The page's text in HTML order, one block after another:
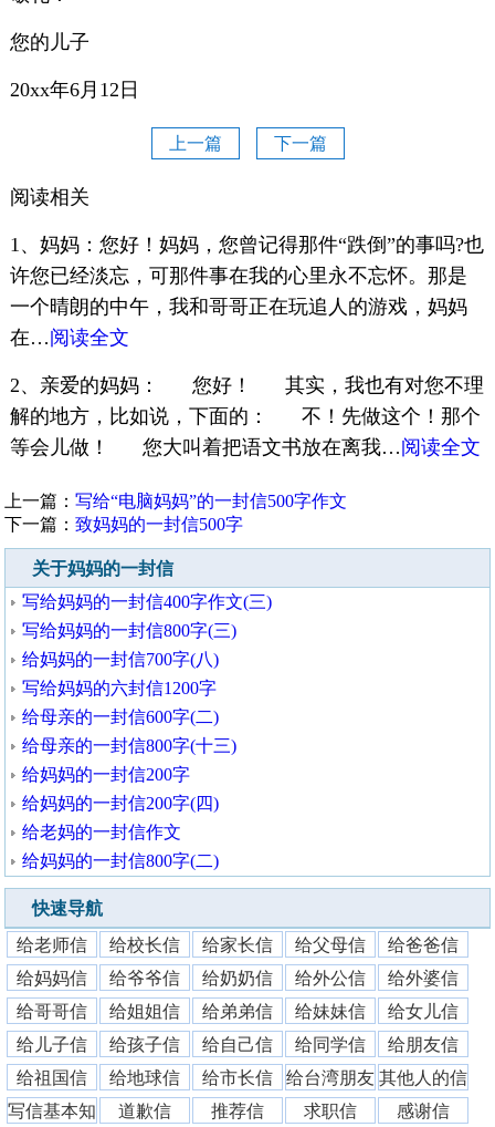
您的儿子
20xx年6月12日
上一篇 下一篇
阅读相关
1、妈妈：您好！妈妈，您曾记得那件“跌倒”的事吗?也
许您已经淡忘，可那件事在我的心里永不忘怀。那是
一个晴朗的中午，我和哥哥正在玩追人的游戏，妈妈
在…阅读全文
2、亲爱的妈妈： 您好！ 其实，我也有对您不理
解的地方，比如说，下面的： 不！先做这个！那个
等会儿做！ 您大叫着把语文书放在离我…阅读全文
上一篇：写给“电脑妈妈”的一封信500字作文
下一篇：致妈妈的一封信500字
关于妈妈的一封信
写给妈妈的一封信400字作文(三)
写给妈妈的一封信800字(三)
给妈妈的一封信700字(八)
写给妈妈的六封信1200字
给母亲的一封信600字(二)
给母亲的一封信800字(十三)
给妈妈的一封信200字
给妈妈的一封信200字(四)
给老妈的一封信作文
给妈妈的一封信800字(二)
快速导航
给老师信 给校长信 给家长信 给父母信
给爸爸信
给妈妈信
给爷爷信 给奶奶信 给外公信
给外婆信
给哥哥信
给姐姐信 给弟弟信 给妹妹信
给女儿信
给儿子信
给孩子信 给自己信 给同学信
给朋友信
给祖国信
给地球信 给市长信 给台湾朋友 其他人的信
写信基本知
道歉信 推荐信 求职信 感谢信